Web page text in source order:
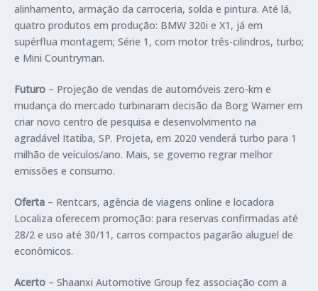
alinhamento, armação da carroceria, solda e pintura. Até lá,
quatro produtos em produção: BMW 320i e X1, já em
supérflua montagem; Série 1, com motor três-cilindros, turbo;
e Mini Countryman.
Futuro – Projeção de vendas de automóveis zero-km e
mudança do mercado turbinaram decisão da Borg Warner em
criar novo centro de pesquisa e desenvolvimento na
agradável Itatiba, SP. Projeta, em 2020 venderá turbo para 1
milhão de veículos/ano. Mais, se governo regrar melhor
emissões e consumo.
Oferta – Rentcars, agência de viagens online e locadora
Localiza oferecem promoção: para reservas confirmadas até
28/2 e uso até 30/11, carros compactos pagarão aluguel de
econômicos.
Acerto – Shaanxi Automotive Group fez associação com a